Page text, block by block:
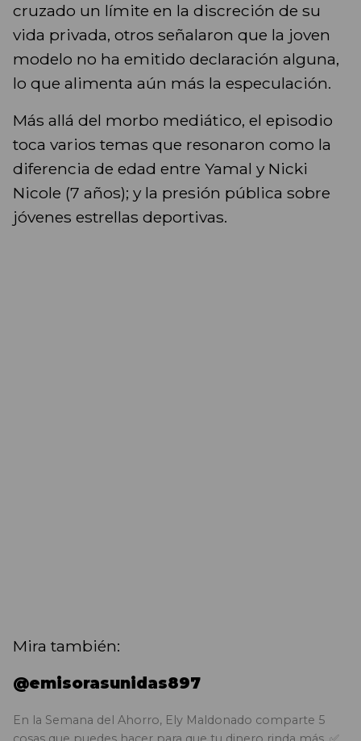
cruzado un límite en la discreción de su
vida privada, otros señalaron que la joven
modelo no ha emitido declaración alguna,
lo que alimenta aún más la especulación.
Más allá del morbo mediático, el episodio
toca varios temas que resonaron como la
diferencia de edad entre Yamal y Nicki
Nicole (7 años); y la presión pública sobre
jóvenes estrellas deportivas.
Mira también:
@emisorasunidas897
En la Semana del Ahorro, Ely Maldonado comparte 5